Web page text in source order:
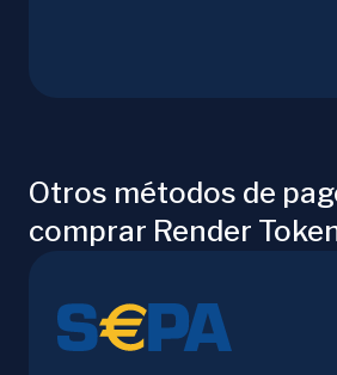
Otros métodos de
comprar Render